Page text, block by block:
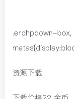
.erphpdown-
资源下载